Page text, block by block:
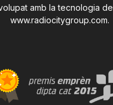
amb la tecnologia de
www.radiocitygroup.com.